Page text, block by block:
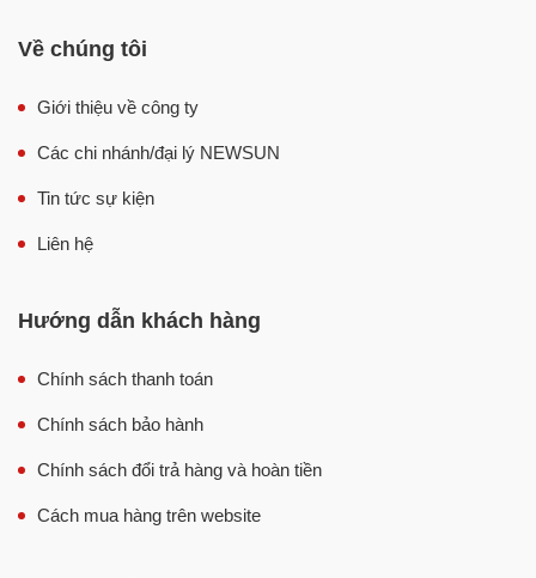
Giới thiệu nồi nấu phở bằng điện
điện ngày càng được ưa chuộng trong các quán phở lớn
Nồi được thiết kế tối ưu cho khả năng nấu nước dùng
thơm ngon, sạch sẽ, đồng thời giúp người dùng tiết kiệm
Bảng giá nồi nấu phở điện chính hãng
Về chúng tôi
Giới thiệu về công ty
Các chi nhánh/đại lý NEWSUN
Tin tức sự kiện
Liên hệ
Hướng dẫn khách hàng
Chính sách thanh toán
Chính sách bảo hành
Chính sách đổi trả hàng và hoàn tiền
Cách mua hàng trên website